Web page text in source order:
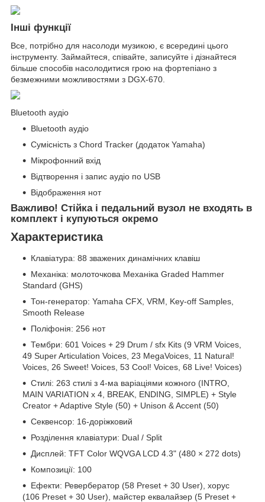
Інші функції
Все, потрібно для насолоди музикою, є всередині цього
інструменту. Займайтеся, співайте, записуйте і дізнайтеся
більше способів насолодитися грою на фортепіано з
безмежними можливостями з DGX-670.
Bluetooth аудіо
Bluetooth аудіо
Сумісність з Chord Tracker (додаток Yamaha)
Мікрофонний вхід
Відтворення і запис аудіо по USB
Відображення нот
Важливо! Стійка і педальний вузол не входять в
комплект і купуються окремо
Характеристика
Клавіатура: 88 зважених динамічних клавіш
Механіка: молоточкова Механіка Graded Hammer
Standard (GHS)
Тон-генератор: Yamaha CFX, VRM, Key-off Samples,
Smooth Release
Поліфонія: 256 нот
Тембри: 601 Voices + 29 Drum / sfx Kits (9 VRM Voices,
49 Super Articulation Voices, 23 MegaVoices, 11 Natural!
Voices, 26 Sweet! Voices, 53 Cool! Voices, 68 Live! Voices)
Стилі: 263 стилі з 4-ма варіаціями кожного (INTRO,
MAIN VARIATION x 4, BREAK, ENDING, SIMPLE) + Style
Creator + Adaptive Style (50) + Unison & Accent (50)
Секвенсор: 16-доріжковий
Розділення клавіатури: Dual / Split
Дисплей: TFT Color WQVGA LCD 4.3" (480 × 272 dots)
Композиції: 100
Ефекти: Ревербератор (58 Preset + 30 User), хорус
(106 Preset + 30 User), майстер еквалайзер (5 Preset +